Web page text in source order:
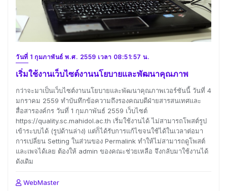
วันที่ 1 กุมภาพันธ์ พ.ศ. 2559 เวลา 08:51:57 น.
เริ่มใช้งานเว็บไซต์งานนโยบายและพัฒนาคุณภาพ
กว่าจะมาเป็นเว็บไซต์งานนโยบายและพัฒนาคุณภาพเวอร์ชันนี้ วันที่ 4
มกราคม 2559 ทำบันทึกข้อความถึงรองคณบดีฝ่ายสารสนเทศและ
สื่อสารองค์กร วันที่ 1 กุมภาพันธ์ 2559 เว็บไซต์
https://quality.sc.mahidol.ac.th เริ่มใช้งานได้ ไม่สามารถโพสต์รูป
เข้าระบบได้ (รูปด้านล่าง) แต่ก็ได้รับการแก้ไขจนใช้ได้ในเวลาต่อมา
การเปลี่ยน Setting ในส่วนของ Permalink ทำให้ไม่สามารถดูโพสต์
และเพจได้เลย ต้องให้ admin ของคณะช่วยเหลือ จึงกลับมาใช้งานได้
ดังเดิม
WebMaster